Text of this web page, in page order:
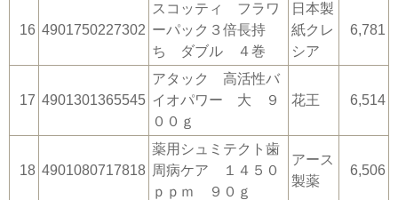
16 4901750227302
スコッティ フラワ
ーパック３倍長持
ち ダブル ４巻
日本製
紙クレ
シア
6,781
17 4901301365545
アタック 高活性バ
イオパワー 大 ９
００ｇ
花王 6,514
18 4901080717818
薬用シュミテクト歯
周病ケア １４５０
ｐｐｍ ９０ｇ
アース
製薬
6,506